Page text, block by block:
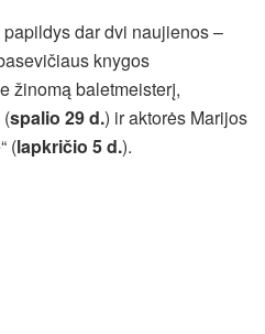
dar dvi naujienos –
knygos
žinomą baletmeisterį,
spalio 29 d.) ir aktorės Marijos
(lapkričio 5 d.).